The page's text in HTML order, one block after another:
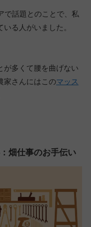
で話題とのことで、私
る人がいました。
が多くて腰を曲げない
家さんにはこのマッス
畑仕事のお手伝い